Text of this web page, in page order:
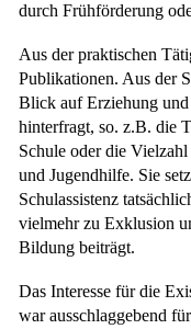
durch Frühförderung
Aus der praktischen
Publikationen. Aus der
Blick auf Erziehung
hinterfragt, so. z.B. die
Schule oder die
und Jugendhilfe. Sie
Schulassistenz
vielmehr zu Exklusion
Bildung beiträgt.
Das Interesse für die
war ausschlaggebend